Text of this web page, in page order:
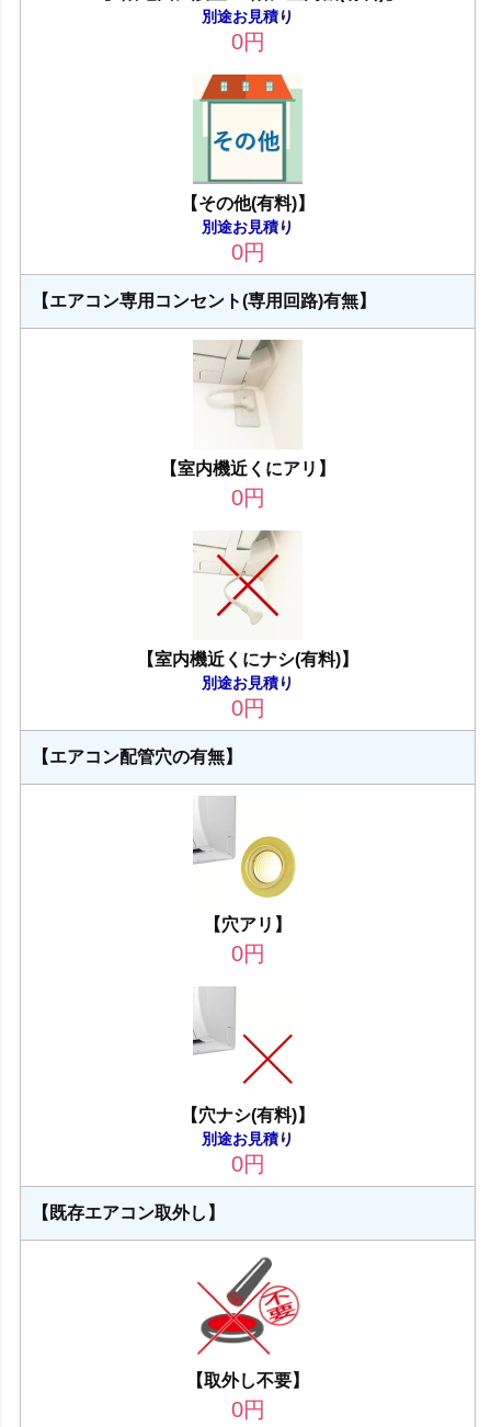
別途お見積り
0円
【その他(有料)】
別途お見積り
0円
【エアコン専用コンセント(専用回路)有無】
【室内機近くにアリ】
0円
【室内機近くにナシ(有料)】
別途お見積り
0円
【エアコン配管穴の有無】
【穴アリ】
0円
【穴ナシ(有料)】
別途お見積り
0円
【既存エアコン取外し】
【取外し不要】
0円